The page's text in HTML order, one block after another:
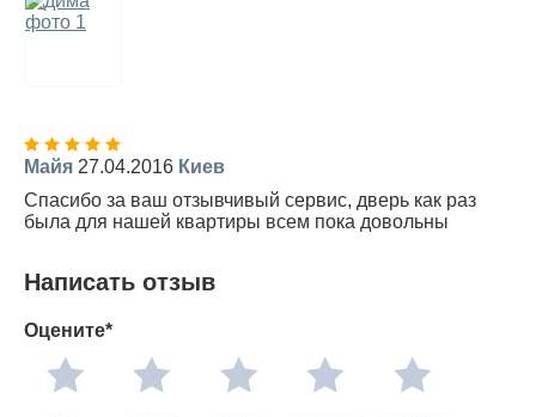
Майя 27.04.2016 Киев
Спасибо за ваш отзывчивый сервис, дверь как раз
была для нашей квартиры всем пока довольны
Написать отзыв
Оцените*